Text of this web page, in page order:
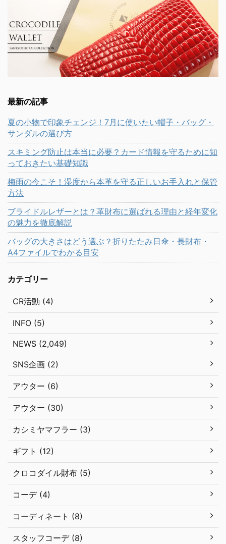
最新の記事
夏の小物で印象チェンジ！7月に使いたい帽子・バッグ・
サンダルの選び方
スキミング防止は本当に必要？カード情報を守るために知
っておきたい基礎知識
梅雨の今こそ！湿度から本革を守る正しいお手入れと保管
方法
ブライドルレザーとは？革財布に選ばれる理由と経年変化
の魅力を徹底解説
バッグの大きさはどう選ぶ？折りたたみ日傘・長財布・
A4ファイルでわかる目安
カテゴリー
CR活動 (4)
INFO (5)
NEWS (2,049)
SNS企画 (2)
アウター (6)
アウター (30)
カシミヤマフラー (3)
ギフト (12)
クロコダイル財布 (5)
コーデ (4)
コーディネート (8)
スタッフコーデ (8)